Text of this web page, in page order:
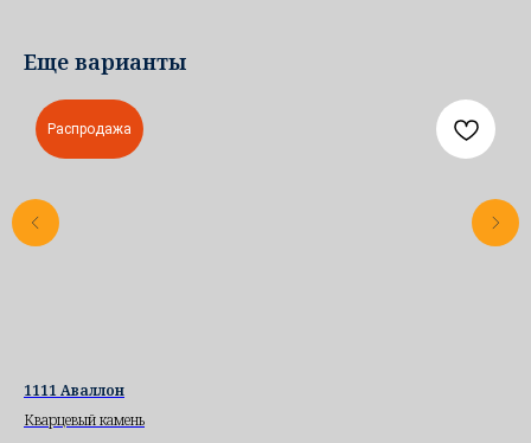
Еще варианты
Распродажа
1111 Аваллон
Кварцевый камень